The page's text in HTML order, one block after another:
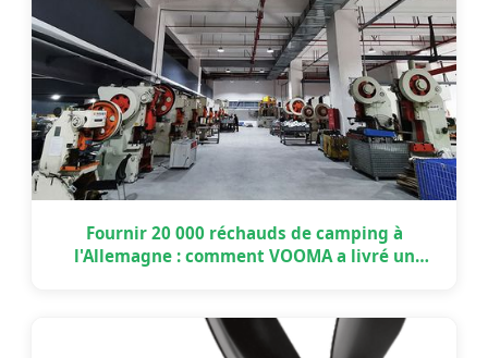
Fournir 20 000 réchauds de camping à
l'Allemagne : comment VOOMA a livré un